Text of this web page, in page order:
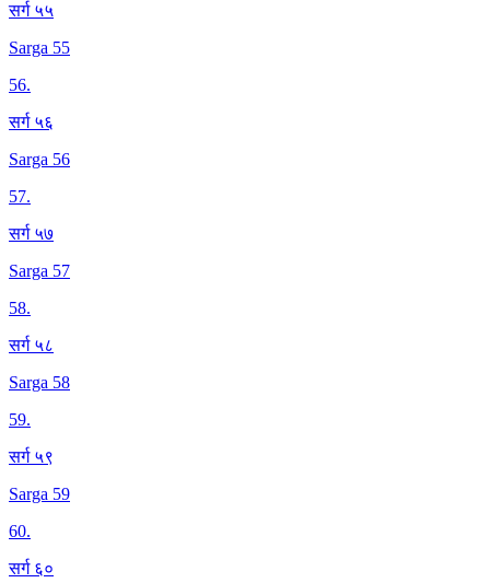
सर्ग ५५
Sarga 55
56.
सर्ग ५६
Sarga 56
57.
सर्ग ५७
Sarga 57
58.
सर्ग ५८
Sarga 58
59.
सर्ग ५९
Sarga 59
60.
सर्ग ६०